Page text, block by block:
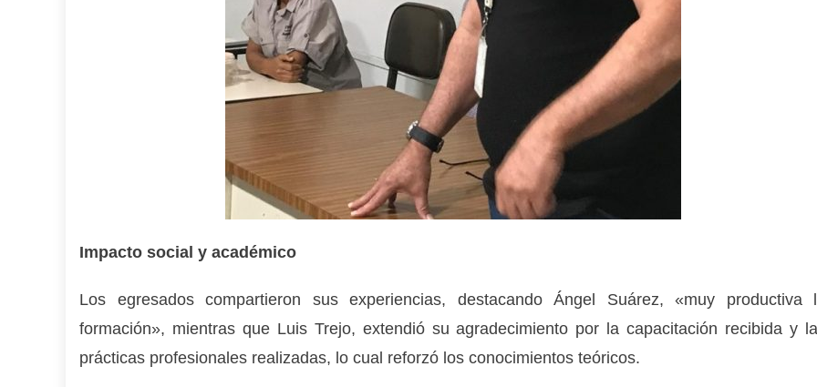
Impacto social y académico
Los egresados compartieron sus experiencias, destacando Ángel Suárez, «muy productiva
formación», mientras que Luis Trejo, extendió su agradecimiento por la capacitación recibida y
prácticas profesionales realizadas, lo cual reforzó los conocimientos teóricos.